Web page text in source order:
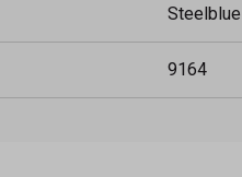
Steelblue
9164